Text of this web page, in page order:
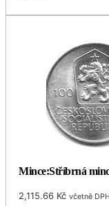
Mince:Stříbrná
2,115.66 Kč včetně DPH